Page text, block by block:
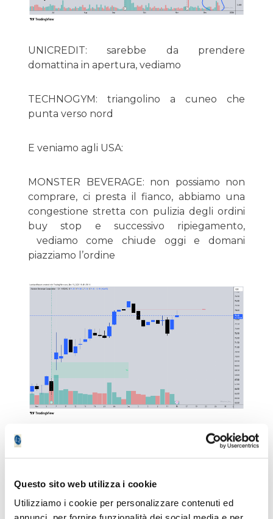
Questo sito web utilizza i cookie
Utilizziamo i cookie per personalizzare contenuti ed
UNICREDIT: sarebbe da prendere
domattina in apertura, vediamo
TECHNOGYM: triangolino a cuneo che
punta verso nord
E veniamo agli USA:
MONSTER BEVERAGE: non possiamo non
comprare, ci presta il fianco, abbiamo una
congestione stretta con pulizia degli ordini
buy stop e successivo ripiegamento,
vediamo come chiude oggi e domani
piazziamo l’ordine
PHILIP MORRIS: bottom up interessante, da
seguire da vicino
sopra 500 è da prendere perché finisce sulla